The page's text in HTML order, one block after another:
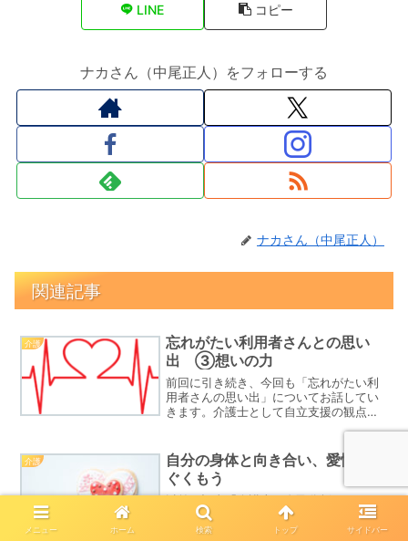
LINE コピー
ナカさん（中尾正人）をフォローする
ナカさん（中尾正人）
関連記事
介護
忘れがたい利用者さんとの思い
出 ③想いの力
前回に引き続き、今回も「忘れがたい利
用者さんの思い出」についてお話してい
きます。介護士として自立支援の観点か
のように働いていくのか。今回はそのよ
うな話になります。さわら...
介護
自分の身体と向き合い、愛情をは
ぐくもう
以前の記事「介護士と自己分析 ～みん
なで幸せになるために～」では、主に精
神面で自分と向き合うことの大切さをお
メニュー ホーム 検索 トップ サイドバー